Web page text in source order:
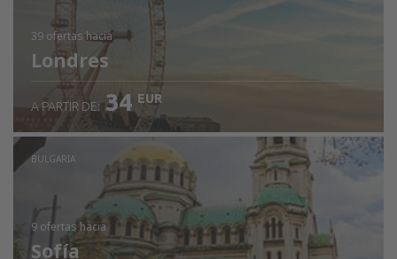
39 ofertashacia
Londres
A PARTIR DE: 34 EUR
BULGARIA
9 ofertas hacia
Sofía